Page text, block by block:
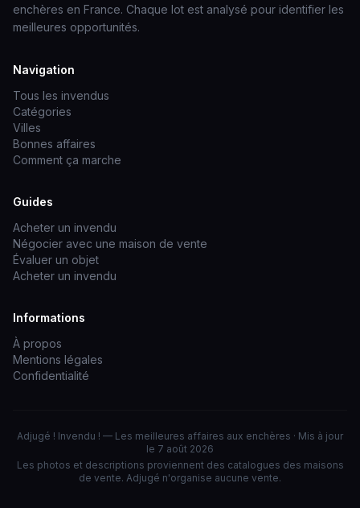
enchères en France. Chaque lot est analysé pour identifier les
meilleures opportunités.
Navigation
Tous les invendus
Catégories
Villes
Bonnes affaires
Comment ça marche
Guides
Acheter un invendu
Négocier avec une maison de vente
Évaluer un objet
Acheter un invendu
Informations
À propos
Mentions légales
Confidentialité
Adjugé ! Invendu ! — Les meilleures affaires aux enchères · Mis à jour
le 7 août 2026
Les photos et descriptions proviennent des catalogues des maisons
de vente. Adjugé n'organise aucune vente.